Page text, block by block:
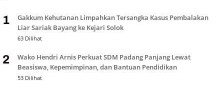
1
Gakkum Kehutanan Limpahkan Tersangka Kasus Pembalakan
Liar Sariak Bayang ke Kejari Solok
63 Dilihat
2
Wako Hendri Arnis Perkuat SDM Padang Panjang Lewat
Beasiswa, Kepemimpinan, dan Bantuan Pendidikan
53 Dilihat